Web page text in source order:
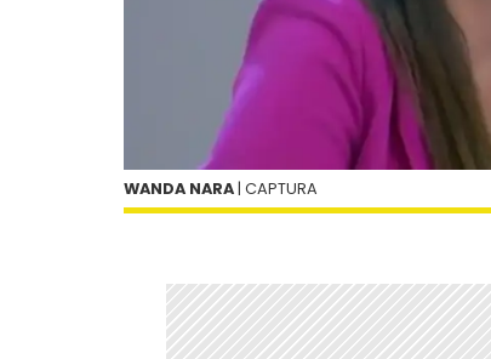
WANDA NARA | CAPTURA